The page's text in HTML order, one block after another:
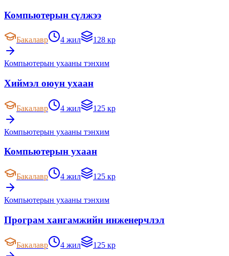
Компьютерын сүлжээ
Бакалавр 4 жил 128 кр
Компьютерын ухааны тэнхим
Хиймэл оюун ухаан
Бакалавр 4 жил 125 кр
Компьютерын ухааны тэнхим
Компьютерын ухаан
Бакалавр 4 жил 125 кр
Компьютерын ухааны тэнхим
Програм хангамжийн инженерчлэл
Бакалавр 4 жил 125 кр